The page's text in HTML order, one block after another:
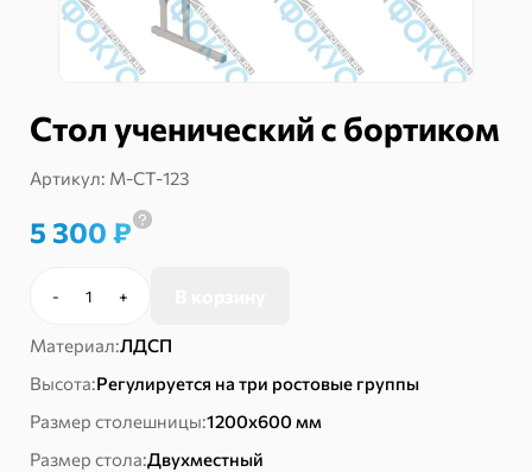
Стол ученический с бортиком
Артикул: М-СТ-123
5 300 ₽
-
Количество
Стол
ученический
бортиком
+
Материал:ЛДСП
Высота:Регулируется на три ростовые группы
Размер столешницы:1200х600 мм
Размер стола:Двухместный